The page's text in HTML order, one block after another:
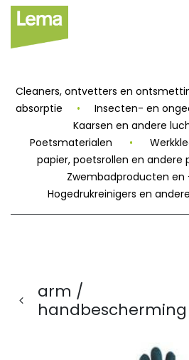
Cleaners, ontvetters en
absorptie
• Insecten- en
Kaarsen en andere
Poetsmaterialen
•
papier, poetsrollen en andere
Zwembadproducten
Hogedrukreinigers en
arm /
handbescherming